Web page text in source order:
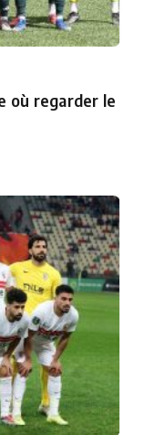
où regarder le